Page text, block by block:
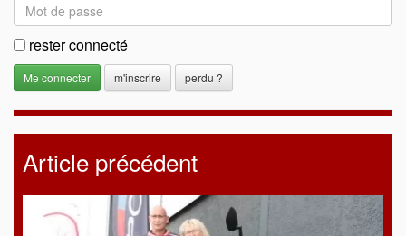
rester connecté
m'inscrire perdu ?
Article précédent